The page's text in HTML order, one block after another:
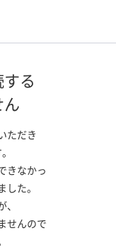
る
ただき
きなかっ
た。
せんので